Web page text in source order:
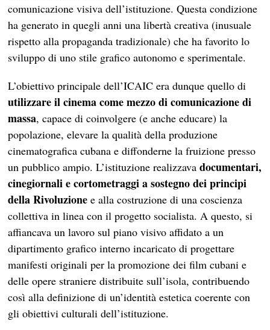
comunicazione visiva dell’istituzione. Questa condizione
ha generato in quegli anni una libertà creativa (inusuale
rispetto alla propaganda tradizionale) che ha favorito lo
sviluppo di uno stile grafico autonomo e sperimentale.
L’obiettivo principale dell’ICAIC era dunque quello di
utilizzare il cinema come mezzo di comunicazione di
massa, capace di coinvolgere (e anche educare) la
popolazione, elevare la qualità della produzione
cinematografica cubana e diffonderne la fruizione presso
un pubblico ampio. L’istituzione realizzava documentari,
cinegiornali e cortometraggi a sostegno dei principi
della Rivoluzione e alla costruzione di una coscienza
collettiva in linea con il progetto socialista. A questo, si
affiancava un lavoro sul piano visivo affidato a un
dipartimento grafico interno incaricato di progettare
manifesti originali per la promozione dei film cubani e
delle opere straniere distribuite sull’isola, contribuendo
così alla definizione di un’identità estetica coerente con
gli obiettivi culturali dell’istituzione.